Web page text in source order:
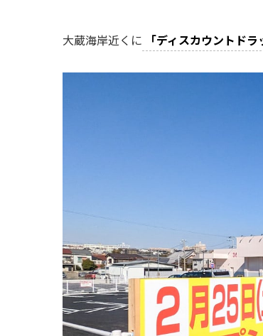
大蔵海岸近くに 「ディスカウントド